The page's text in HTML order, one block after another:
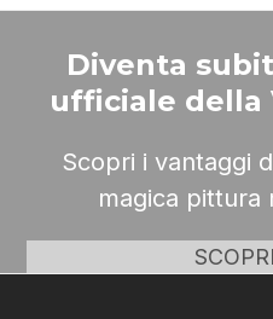
Diventa
ufficiale della
Scopri i vantaggi
magica pittura